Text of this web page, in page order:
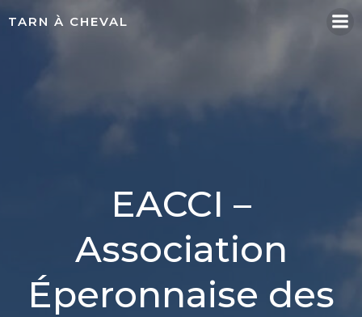
TARN À CHEVAL
EACCI –
Association
Éperonnaise des